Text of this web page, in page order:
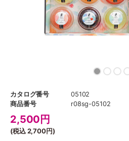
カタログ番号
05102
商品番号
r08sg-05102
2,500 円
(税込2,700円)